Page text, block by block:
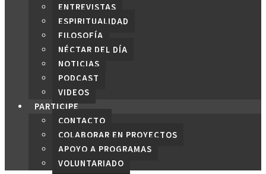
ENTREVISTAS
ESPIRITUALIDAD
FILOSOFÍA
NÉCTAR DEL DÍA
NOTICIAS
PODCAST
VIDEOS
PARTICIPE
CONTACTO
COLABORAR EN PROYECTOS
APOYO A PROGRAMAS
VOLUNTARIADO